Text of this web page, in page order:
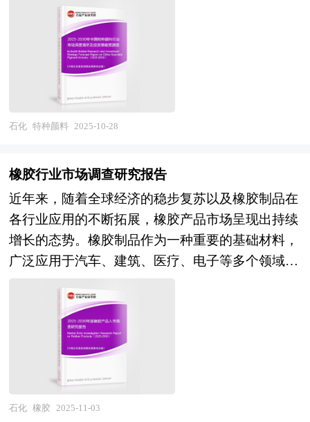
果作进一步研究，对“十四五”时期化肥行业发展的
问题和难题做深入分析，并从2020年开始全面跟进
相关规划的制定和研究工作，为化肥行业规划指导
目标和化肥发展方向提供有建设性的建议，为化肥
行业发展提供准确的市场分析内容和研究成果。
中研普华通过对化肥行业长期跟踪监测，分析化肥
用户等多层面数据和信息资源，为客户提供深度的
化肥行业研究报告，以专业的研究方法帮助客户深
入的了解化肥行业，发现投资价值和投资机会，规
避经营风险，提高管理和运营能力。化肥行业报告
是从事化肥行业投资之前，对化肥行业各种相关因
效果效益程度，提出建设性意见建议对策等，是化
肥行业投资决策者和主管机关审批的研究性报告。
以阐述对化肥行业的理论认识为主要内容，重在化
肥行业本质及规律性认识的研究。化肥行业研究报
告持续提供高价值服务，是企业了解各行业当前最
新发展动向、把握市场机会、做出正确投资和明确
如话，又把研究的效果准确地、科学地表达出来。
硅橡胶研究报告以行业为研究对象，并基于行业的
现状，行业经济运行数据，行业供需现状，行业竞
争格局，重点企业经营分析，行业产业链分析，市
场集中度等现实指标，分析预测行业的发展前景和
投资价值。通过最深入的数据挖掘，对行业进行严
谨分析，从多个角度去评估企业市场地位，准确挖
研究和最有价值的咨询服务过程。 本研究咨询报
告由中研普华咨询公司领衔撰写，在大量周密的市
场调研基础上，主要依据了国家统计局、国家商务
部、国家发改委、国家经济信息中心、国务院发展
研究中心、国家海关总署、全国商业信息中心、中
多种相关报刊杂志媒体提供的最新研究资料。本报
告对国内外硅橡胶行业的发展状况进行了深入透彻
地分析，对我国行业市场情况、技术现状、供需形
势作了详尽研究，重点分析了国内外重点企业、行
业发展趋势以及行业投资情况，报告还对硅橡胶下
游行业的发展进行了探讨，是硅橡胶及相关企业、
了特定的功能。根据其特殊性能和应用领域的不
同，特种颜料可以分为多种类型，如发光颜料、高
性能颜料、金属效果颜料、荧光颜料、复合无机颜
料等。 特种颜料行业研究报告旨在从国家经济和
产业发展的战略入手，分析特种颜料未来的政策走
向和监管体制的发展趋势，挖掘特种颜料行业的市
对产业规模、产业结构、区域结构、市场竞争、产
发展方向。预测未来特种颜料业务的市场前景，以
帮助客户拨开政策迷雾，寻找特种颜料行业的投资
商机。报告在大量的分析、预测的基础上，研究了
特种颜料行业今后的发展与投资策略，为特种颜料
企业在激烈的市场竞争中洞察先机，根据市场需求
及时调整经营策略，为战略投资者选择恰当的投资
时机和公司领导层做战略规划提供了准确的市场情
报信息及科学的决策依据。 本研究咨询报告由中
研普华咨询公司领衔撰写，在大量周密的市场调研
基础上，主要依据了国家统计局、国家商务部、国
家发改委、国家经济信息中心、国务院发展研究中
石化 特种颜料 2025-10-28
橡胶行业市场调查研究报告
近年来，随着全球经济的稳步复苏以及橡胶制品在
各行业应用的不断拓展，橡胶产品市场呈现出持续
增长的态势。橡胶制品作为一种重要的基础材料，
广泛应用于汽车、建筑、医疗、电子等多个领域，
关。 当前，橡胶产品市场呈现出以下特点：一方
面，高端橡胶制品市场增长迅速，随着消费者对产
品性能和环保要求的提高，高品质、高性能的橡胶
制品越来越受到市场的青睐。另一方面，技术创新
不断加速，新型材料和新工艺的应用使得橡胶产品
在性能、耐用性和环保性上都有了显著提升。此
石化 橡胶 2025-11-03